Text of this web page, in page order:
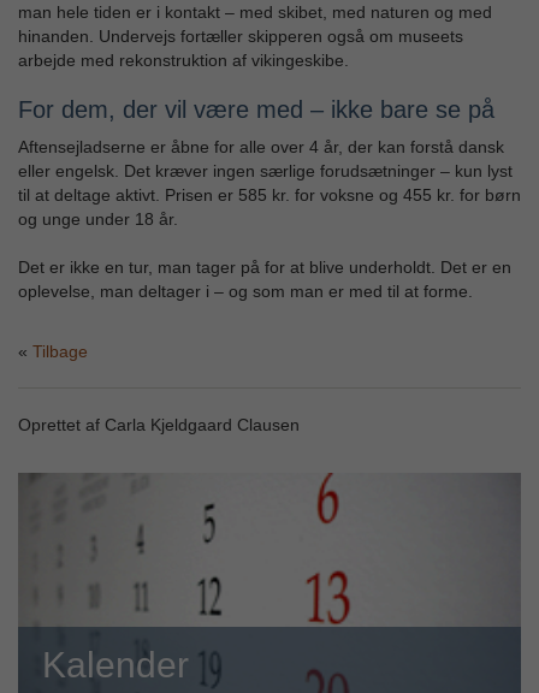
man hele tiden er i kontakt – med skibet, med naturen og med
hinanden. Undervejs fortæller skipperen også om museets
arbejde med rekonstruktion af vikingeskibe.
For dem, der vil være med – ikke bare se på
Aftensejladserne er åbne for alle over 4 år, der kan forstå dansk
eller engelsk. Det kræver ingen særlige forudsætninger – kun lyst
til at deltage aktivt. Prisen er 585 kr. for voksne og 455 kr. for børn
og unge under 18 år.
Det er ikke en tur, man tager på for at blive underholdt. Det er en
oplevelse, man deltager i – og som man er med til at forme.
Tilbage
Oprettet af Carla Kjeldgaard Clausen
Kalender